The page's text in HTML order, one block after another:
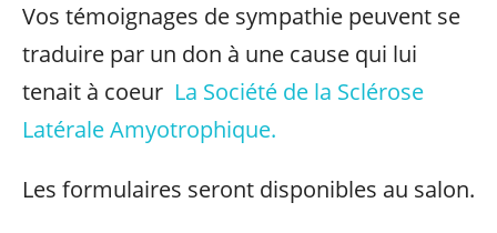
Vos témoignages de sympathie peuvent se
traduire par un don à une cause qui lui
tenait à coeur La Société de la Sclérose
Latérale Amyotrophique.
Les formulaires seront disponibles au salon.